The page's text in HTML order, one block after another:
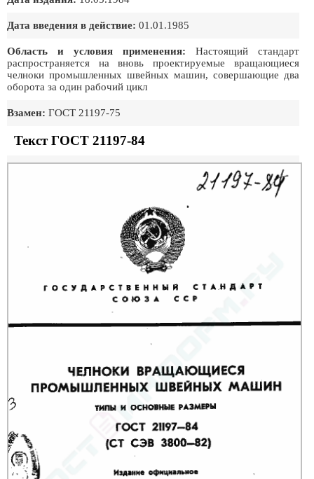
Дата введения в действие: 01.01.1985
Область и условия применения: Настоящий стандарт
распространяется на вновь проектируемые вращающиеся
челноки промышленных швейных машин, совершающие два
оборота за один рабочий цикл
Взамен: ГОСТ 21197-75
Текст ГОСТ 21197-84